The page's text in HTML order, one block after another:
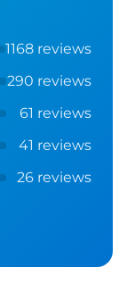
1168 reviews
290 reviews
61 reviews
41 reviews
26 reviews